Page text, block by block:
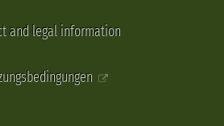
and legal information